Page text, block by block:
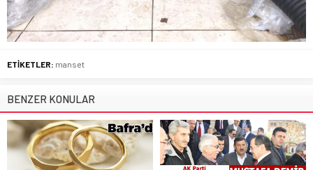
ETİKETLER: manset
BENZER KONULAR